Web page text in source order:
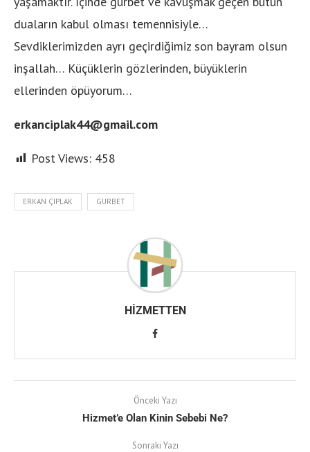
duaların kabul olması temennisiyle…
Sevdiklerimizden ayrı geçirdiğimiz son bayram olsun
inşallah… Küçüklerin gözlerinden, büyüklerin
ellerinden öpüyorum…
erkanciplak44@gmail.com
Post Views: 458
ERKAN ÇIPLAK GURBET
HIZMETTEN
Önceki Yazı
Hizmet’e Olan Kinin Sebebi Ne?
Sonraki Yazı